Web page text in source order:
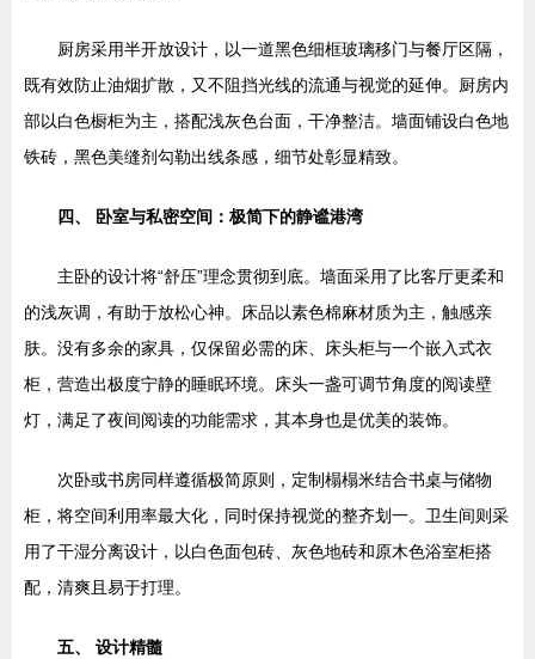
厨房采用半开放设计，以一道黑色细框玻璃移门与餐厅区隔，
既有效防止油烟扩散，又不阻挡光线的流通与视觉的延伸。厨房内
部以白色橱柜为主，搭配浅灰色台面，干净整洁。墙面铺设白色地
铁砖，黑色美缝剂勾勒出线条感，细节处彰显精致。
四、 卧室与私密空间：极简下的静谧港湾
主卧的设计将“舒压”理念贯彻到底。墙面采用了比客厅更柔和
的浅灰调，有助于放松心神。床品以素色棉麻材质为主，触感亲
肤。没有多余的家具，仅保留必需的床、床头柜与一个嵌入式衣
柜，营造出极度宁静的睡眠环境。床头一盏可调节角度的阅读壁
灯，满足了夜间阅读的功能需求，其本身也是优美的装饰。
次卧或书房同样遵循极简原则，定制榻榻米结合书桌与储物
柜，将空间利用率最大化，同时保持视觉的整齐划一。卫生间则采
用了干湿分离设计，以白色面包砖、灰色地砖和原木色浴室柜搭
配，清爽且易于打理。
五、 设计精髓